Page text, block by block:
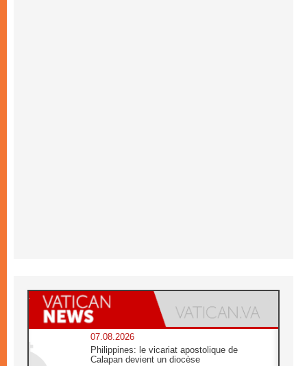
07.08.2026
Philippines: le vicariat apostolique de
Calapan devient un diocèse